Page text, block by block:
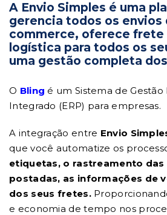
A Envio Simples é uma
gerencia todos os envios
commerce, oferece frete
logística para todos os
uma gestão completa
O Bling é um Sistema de Gestão
Integrado (ERP) para empresas.
A integração entre Envio
que você automatize os
etiquetas, o rastreamento
postadas, as informações de
dos seus fretes. P
e economia de tempo nos